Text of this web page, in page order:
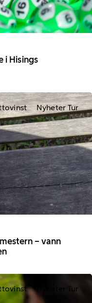
i Hisings
Nyheter Tur
– vann
Nyheter Tur